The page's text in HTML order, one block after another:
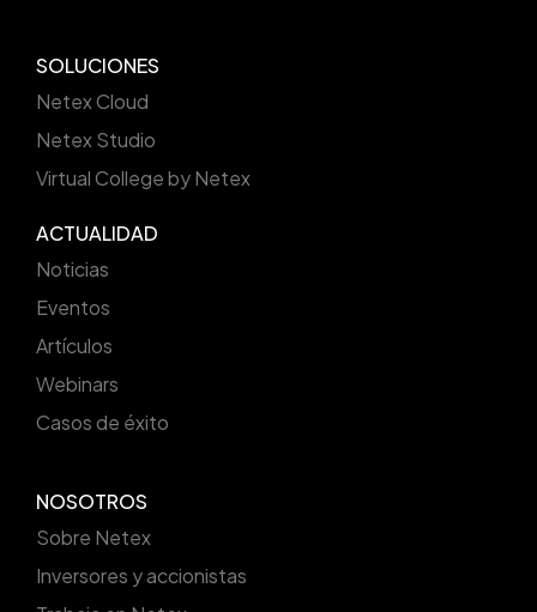
SOLUCIONES
Netex Cloud
Netex Studio
Virtual College by Netex
ACTUALIDAD
Noticias
Eventos
Artículos
Webinars
Casos de éxito
NOSOTROS
Sobre Netex
Inversores y accionistas